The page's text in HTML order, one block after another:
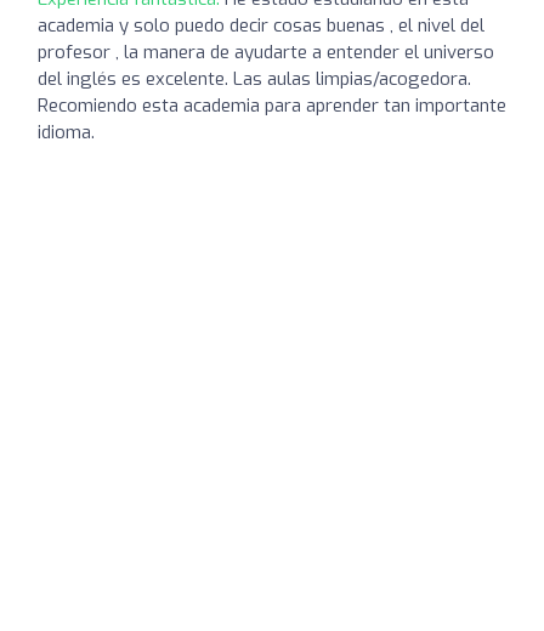
academia y solo puedo decir cosas buenas , el nivel del
profesor , la manera de ayudarte a entender el universo
del inglés es excelente. Las aulas limpias/acogedora.
Recomiendo esta academia para aprender tan importante
idioma.